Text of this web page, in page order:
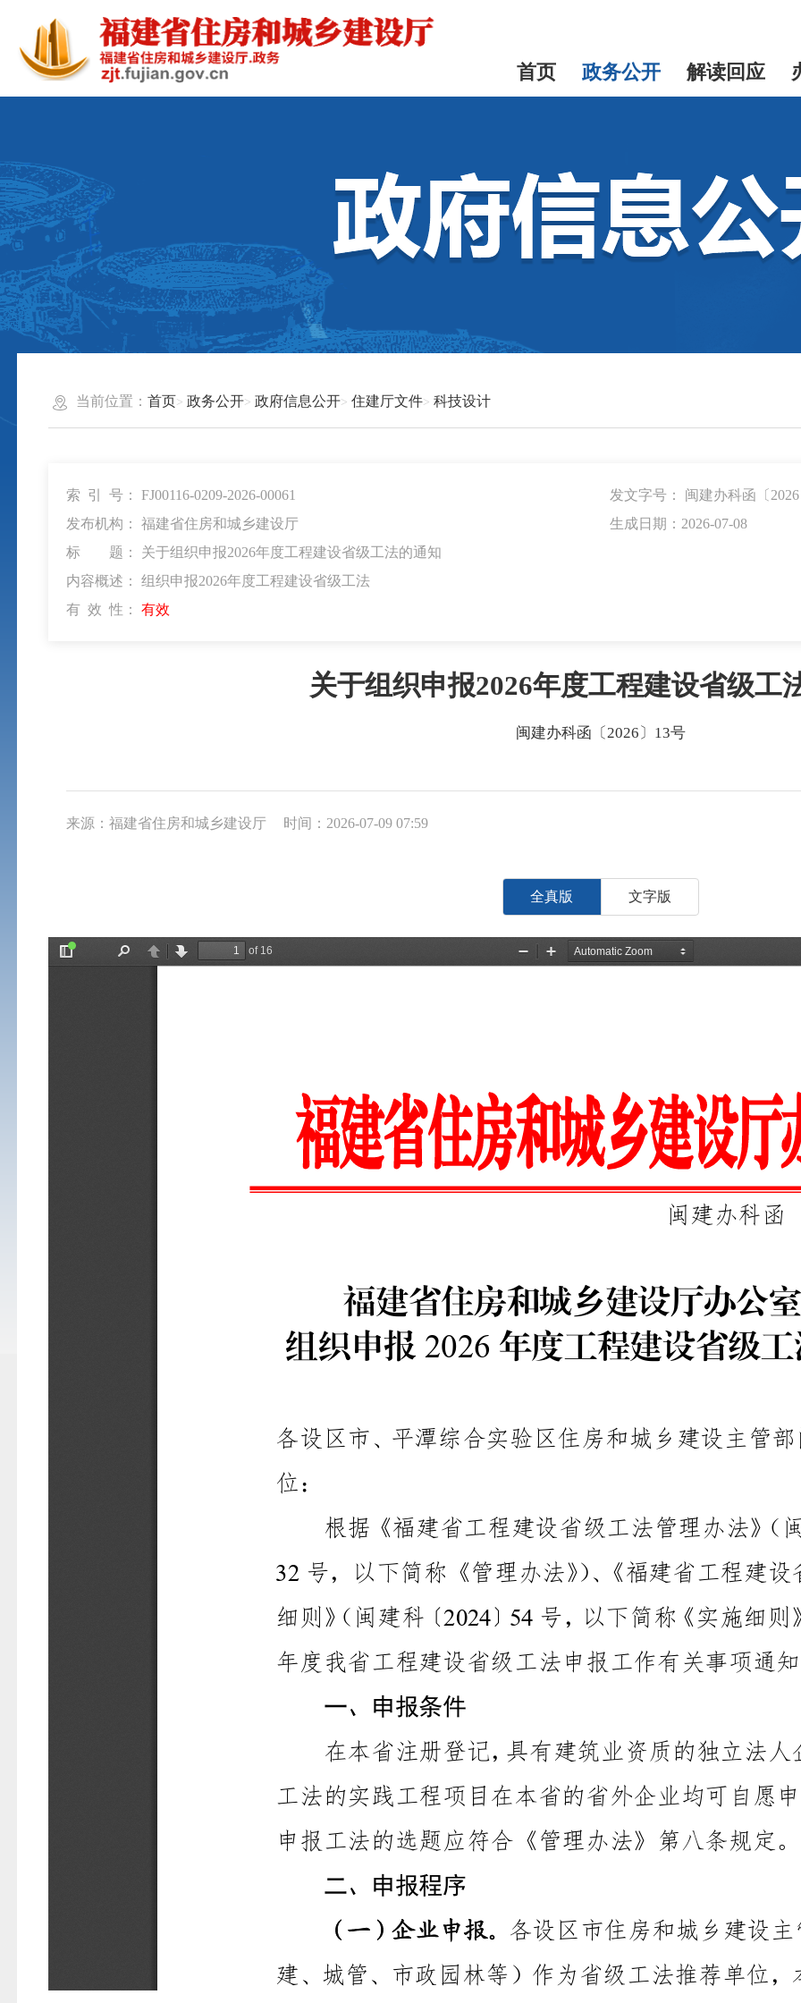
首页 政务公开 解读回应
当前位置： 首页 政务公开 政府信息公开 住建厅文件 科技设计
索 引 号： FJ00116-0209-2026-00061 发文字号： 闽建办科函〔
发布机构： 福建省住房和城乡建设厅
生成日期：2026-07-08
标 题： 关于组织申报2026年度工程建设省级工法的通知
内容概述： 组织申报2026年度工程建设省级工法
有 效 性： 有效
关于组织申报2026年度工程建设省级工
闽建办科函〔2026〕13号
来源：福建省住房和城乡建设厅 时间：2026-07-09 07:59
全真版 文字版